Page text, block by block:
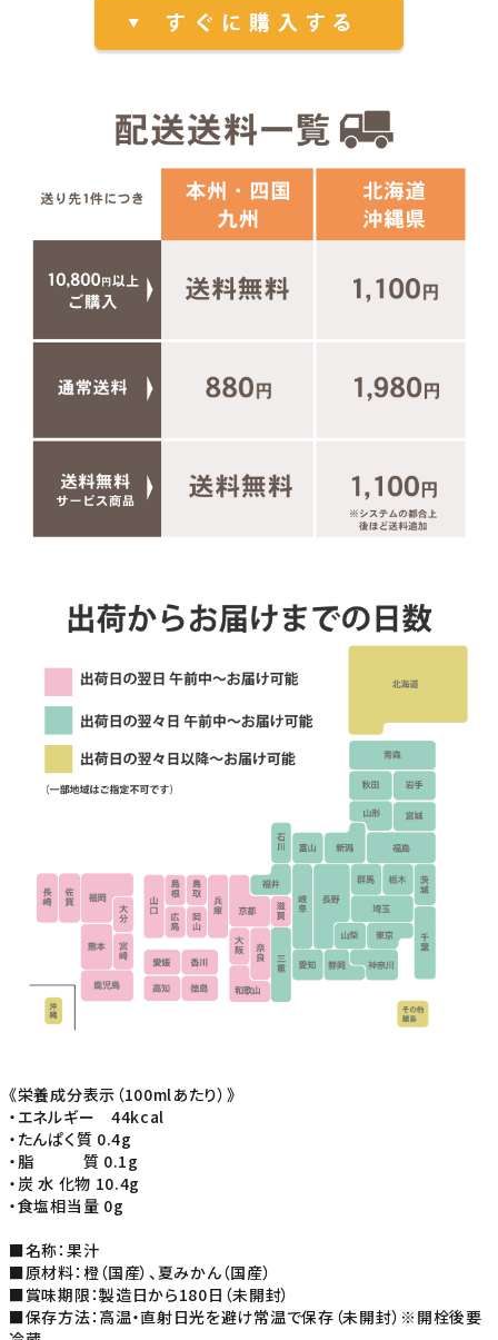
《栄養成分表示（100mlあたり）》
・エネルギー 44kcal
・たんぱく質 0.4g
・脂 質 0.1g
・炭 水 化物 10.4g
・食塩相当量 0g
■名称：果汁
■原材料：橙（国産）、夏みかん（国産）
■賞味期限：製造日から180日（未開封）
■保存方法：高温・直射日光を避け常温で保存（未開封）※開栓後要